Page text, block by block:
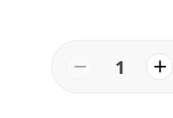
− 1 +